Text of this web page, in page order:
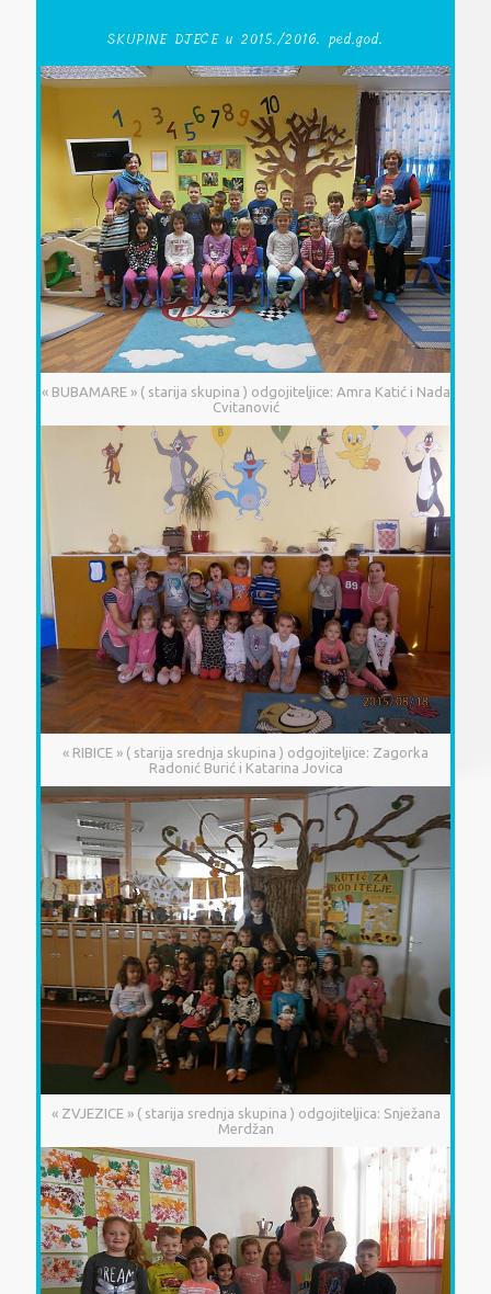
SKUPINE DJECE u 2015./2016. ped.god.
« BUBAMARE » ( starija skupina ) odgojiteljice: Amra Katić i Nada
Cvitanović
« RIBICE » ( starija srednja skupina ) odgojiteljice: Zagorka
Radonić Burić i Katarina Jovica
« ZVJEZICE » ( starija srednja skupina ) odgojiteljica: Snježana
Merdžan